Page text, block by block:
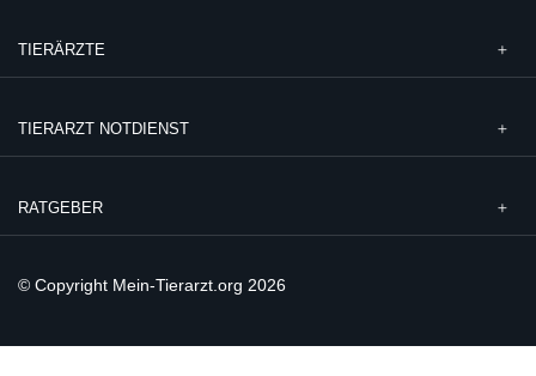
TIERÄRZTE
TIERARZT NOTDIENST
RATGEBER
© Copyright Mein-Tierarzt.org 2026